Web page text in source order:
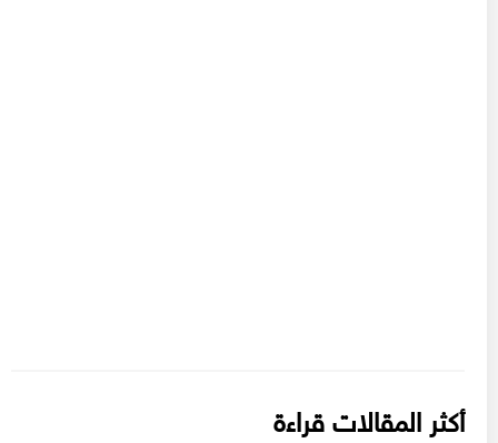
أكثر المقالات قراءة